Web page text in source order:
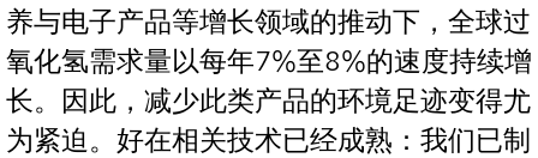
养与电子产品等增长领域的推动下，全球过
氧化氢需求量以每年7%至8%的速度持续增
长。因此，减少此类产品的环境足迹变得尤
为紧迫。好在相关技术已经成熟：我们已制